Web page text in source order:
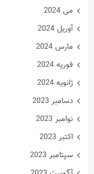
ژانویه 2024
دسامبر 2023
نوامبر 2023
اکتبر 2023
سپتامبر 2023
آگوست 2023
جولای 2023
ژوئن 2023
آوریل 2023